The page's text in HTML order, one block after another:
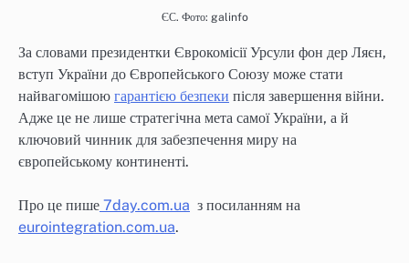
ЄС. Фото: galinfo
За словами президентки Єврокомісії Урсули фон дер Ляєн,
вступ України до Європейського Союзу може стати
найвагомішою гарантією безпеки після завершення війни.
Адже це не лише стратегічна мета самої України, а й
ключовий чинник для забезпечення миру на
європейському континенті.
Про це пише 7day.com.ua з посиланням на
eurointegration.com.ua.